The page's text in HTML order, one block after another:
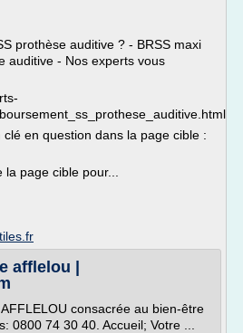
prothèse auditive ? - BRSS maxi
auditive - Nos experts vous
en question dans la page cible :
page cible pour...
afflelou |
consacrée au bien-être
0800 74 30 40. Accueil; Votre ...